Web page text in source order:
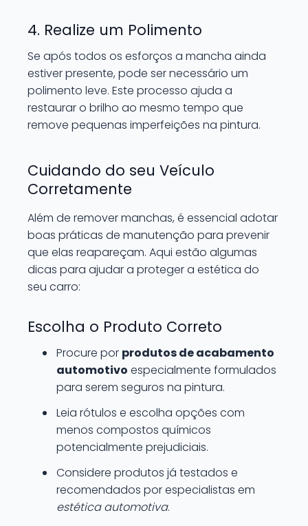
4. Realize um Polimento
Se após todos os esforços a mancha ainda
estiver presente, pode ser necessário um
polimento leve. Este processo ajuda a
restaurar o brilho ao mesmo tempo que
remove pequenas imperfeições na pintura.
Cuidando do seu Veículo
Corretamente
Além de remover manchas, é essencial adotar
boas práticas de manutenção para prevenir
que elas reapareçam. Aqui estão algumas
dicas para ajudar a proteger a estética do
seu carro:
Escolha o Produto Correto
Procure por produtos de acabamento
automotivo especialmente formulados
para serem seguros na pintura.
Leia rótulos e escolha opções com
menos compostos químicos
potencialmente prejudiciais.
Considere produtos já testados e
recomendados por especialistas em
estética automotiva.